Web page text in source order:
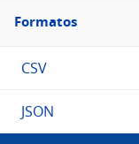
Filtro
Formatos
Formatos
CSV
JSON